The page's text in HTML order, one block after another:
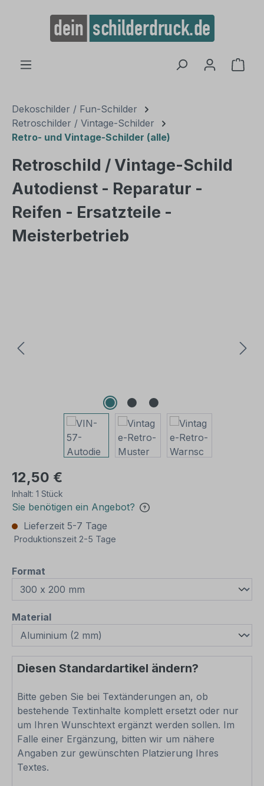
springen
Dekoschilder / Fun-Schilder
Retroschilder / Vintage-Schilder
Retro- und Vintage-Schilder (alle)
Retroschild / Vintage-Schild
Autodienst - Reparatur -
Reifen - Ersatzteile -
Meisterbetrieb
12,50 €
Inhalt: 1 Stück
Sie benötigen ein Angebot?
Lieferzeit 5-7 Tage
Produktionszeit 2-5 Tage
Format
Materialauswählen
Diesen Standardartikel ändern?
Bitte geben Sie bei Textänderungen an, ob
bestehende Textinhalte komplett ersetzt oder nur
um Ihren Wunschtext ergänzt werden sollen. Im
Falle einer Ergänzung, bitten wir um nähere
Angaben zur gewünschten Platzierung Ihres
Textes.